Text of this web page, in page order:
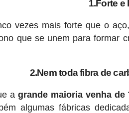
1.Forte e
vezes mais forte que o
que se unem para formar
2.Nem toda fibra de
a grande maioria venha de
algumas fábricas